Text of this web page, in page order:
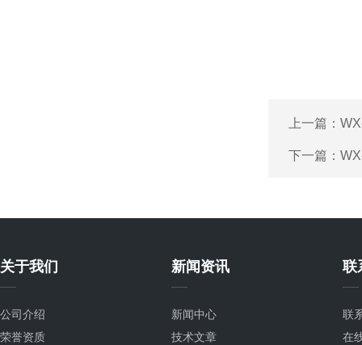
上一篇：
下一篇：
关于我们
公司介绍
荣誉资质
新闻资讯
新闻中心
技术文章
联
联
在